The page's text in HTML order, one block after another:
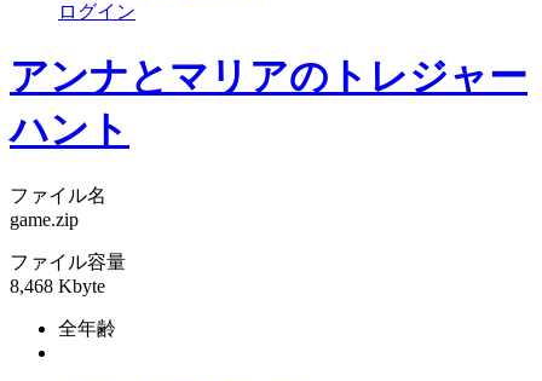
ログイン
アンナとマリアのトレジャー
ハント
ファイル名
game.zip
ファイル容量
8,468 Kbyte
全年齢